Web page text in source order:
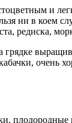
и
ни в коем
редиска,
грядке
очень
плодородные